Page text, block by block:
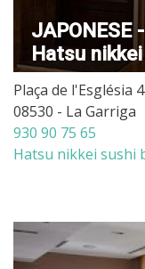
JAPONESE
Hatsu
Plaça de l'Església 4
08530 - La Garriga
930 90 75 65
Hatsu nikkei sushi